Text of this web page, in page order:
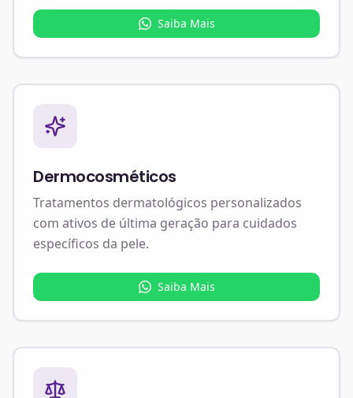
Saiba Mais
Dermocosméticos
Tratamentos dermatológicos personalizados
com ativos de última geração para cuidados
específicos da pele.
Saiba Mais